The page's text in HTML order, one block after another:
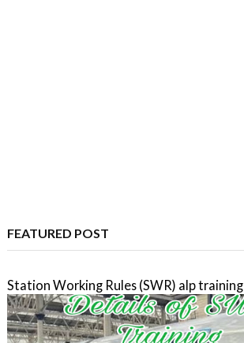
FEATURED POST
Station Working Rules (SWR) alp training